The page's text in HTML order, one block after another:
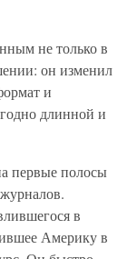
не только в
он изменил
и
длинной и
первые полосы
в
Америку в